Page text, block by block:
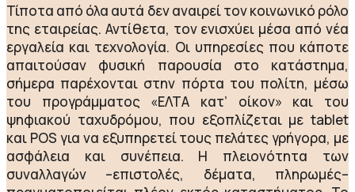
Τίποτα από όλα αυτά δεν αναιρεί τον κοινωνικό ρόλο
της εταιρείας. Αντίθετα, τον ενισχύει μέσα από νέα
εργαλεία και τεχνολογία. Οι υπηρεσίες που κάποτε
απαιτούσαν φυσική παρουσία στο κατάστημα,
σήμερα παρέχονται στην πόρτα του πολίτη, μέσω
του προγράμματος «ΕΛΤΑ κατ’ οίκον» και του
ψηφιακού ταχυδρόμου, που εξοπλίζεται με tablet
και POS για να εξυπηρετεί τους πελάτες γρήγορα, με
ασφάλεια και συνέπεια. Η πλειονότητα των
συναλλαγών –επιστολές, δέματα, πληρωμές–